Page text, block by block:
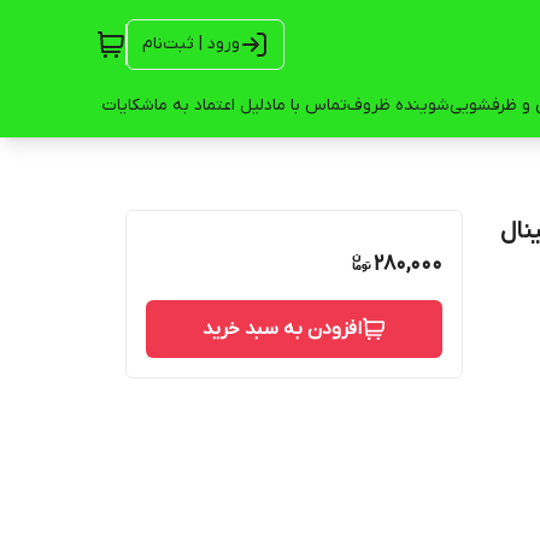
ورود | ثبت‌نام
و ظرفشوییشوینده ظروفتماس با مادلیل اعتماد به ماشکایات
280,000
افزودن به سبد خرید